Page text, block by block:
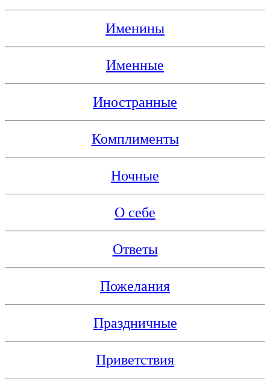
Именины
Именные
Иностранные
Комплименты
Ночные
О себе
Ответы
Пожелания
Праздничные
Приветствия